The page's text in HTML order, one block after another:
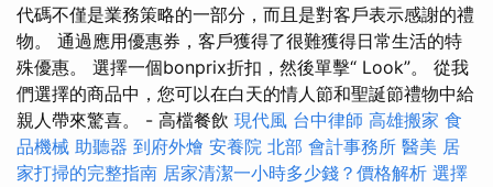
代碼不僅是業務策略的一部分，而且是對客戶表示感謝的禮
物。 通過應用優惠券，客戶獲得了很難獲得日常生活的特
殊優惠。 選擇一個bonprix折扣，然後單擊“ Look”。 從我
們選擇的商品中，您可以在白天的情人節和聖誕節禮物中給
親人帶來驚喜。 - 高檔餐飲 現代風 台中律師 高雄搬家 食
品機械 助聽器 到府外燴 安養院 北部 會計事務所 醫美 居
家打掃的完整指南 居家清潔一小時多少錢？價格解析 選擇